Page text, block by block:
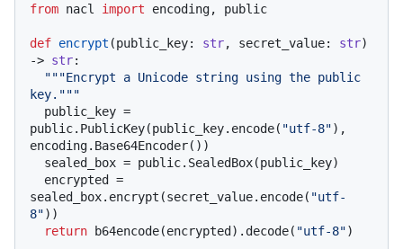
from nacl import encoding, public
def encrypt (public_key: str, secret_value: str)
-> str:
"""Encrypt a Unicode string using the public
key."""
public.PublicKey(public_key.encode( "utf-8"),
encoding.Base64Encoder())
sealed_box.encrypt(secret_value.encode( "utf-
8"))
return b64encode(encrypted).decode( "utf-8")